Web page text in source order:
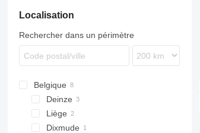
Localisation
Rechercher dans un périmètre
Belgique
Deinze
Liège
Dixmude